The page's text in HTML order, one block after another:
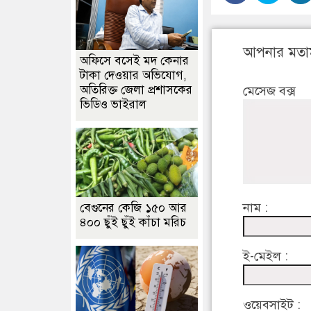
আপনার
মেসেজ বক্স
নাম :
ই-মেইল :
ওয়েবসাইট :
অফিসে বসেই মদ কেনার
টাকা দেওয়ার অভিযোগ,
অতিরিক্ত জেলা প্রশাসকের
ভিডিও ভাইরাল
বেগুনের কেজি ১৫০ আর
৪০০ ছুঁই ছুঁই কাঁচা মরিচ